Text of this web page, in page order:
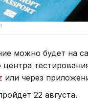
можно будет на
или через
22 августа.